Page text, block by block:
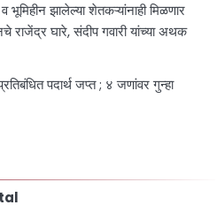
भूमिहीन झालेल्या शेतकऱ्यांनाही मिळणार
राजेंद्र घारे, संदीप गवारी यांच्या अथक
पदार्थ जप्त ; ४ जणांवर गुन्हा